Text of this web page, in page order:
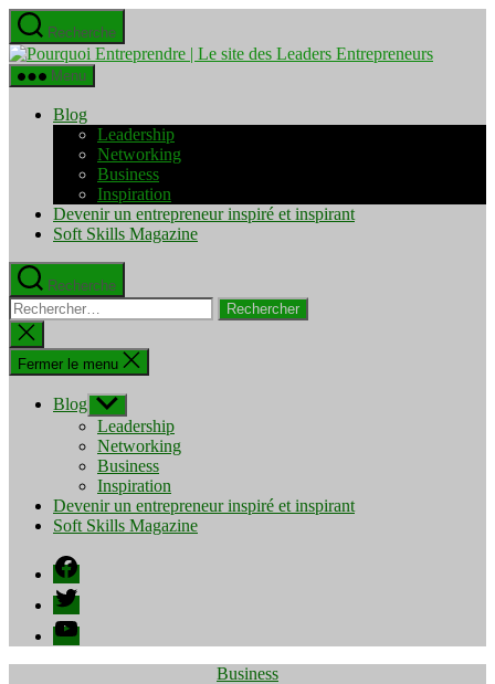
Aller
au
contenu
Recherche
Pourquoi
Menu
Blog
Leadership
Networking
Business
Inspiration
Devenir un entrepreneur inspiré et inspirant
Soft Skills Magazine
Recherche
Rechercher :
Fermer
la
recherche
Fermer le menu
Blog Afficher
le
sous-
menu
Leadership
Networking
Business
Inspiration
Devenir un entrepreneur inspiré et inspirant
Soft Skills Magazine
Facebook
Twitter
YouTube
Catégories
Business